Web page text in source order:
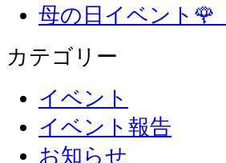
母の日イベント🌹
カテゴリー
イベント
イベント報告
お知らせ